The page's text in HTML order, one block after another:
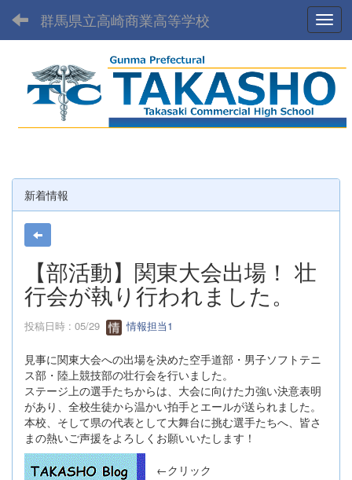
群馬県立高崎商業高等学校
新着情報
【部活動】関東大会出場！ 壮
行会が執り行われました。
投稿日時 : 05/29 情報担当1
見事に関東大会への出場を決めた空手道部・男子ソフトテニ
ス部・陸上競技部の壮行会を行いました。
ステージ上の選手たちからは、大会に向けた力強い決意表明
があり、全校生徒から温かい拍手とエールが送られました。
本校、そして県の代表として大舞台に挑む選手たちへ、皆さ
まの熱いご声援をよろしくお願いいたします！
←クリック